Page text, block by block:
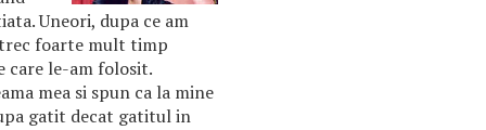
Uneori, dupa ce am
foarte mult timp
care le-am folosit.
mea si spun ca la mine
gatit decat gatitul in